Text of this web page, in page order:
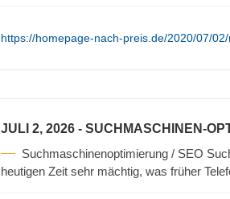
https://homepage-nach-preis.de/2020/07/
JULI 2, 2026 - SUCHMASCHINEN-
Suchmaschinenoptimierung / SEO
heutigen Zeit sehr mächtig, was früher